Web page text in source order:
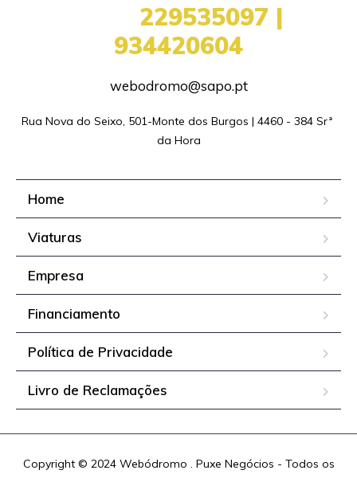
229535097 |
934420604
webodromo@sapo.pt
Rua Nova do Seixo, 501-Monte dos Burgos | 4460 - 384 Srª
da Hora
Home
Viaturas
Empresa
Financiamento
Política de Privacidade
Livro de Reclamações
Copyright © 2024 Webódromo . Puxe Negócios - Todos os